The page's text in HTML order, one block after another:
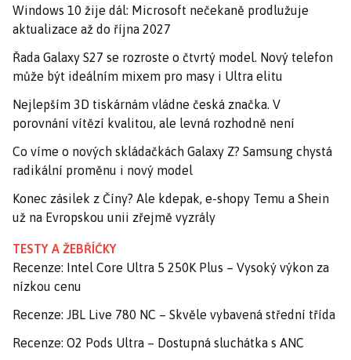
Windows 10 žije dál: Microsoft nečekaně prodlužuje
aktualizace až do října 2027
Řada Galaxy S27 se rozroste o čtvrtý model. Nový telefon
může být ideálním mixem pro masy i Ultra elitu
Nejlepším 3D tiskárnám vládne česká značka. V
porovnání vítězí kvalitou, ale levná rozhodně není
Co víme o nových skládačkách Galaxy Z? Samsung chystá
radikální proměnu i nový model
Konec zásilek z Číny? Ale kdepak, e-shopy Temu a Shein
už na Evropskou unii zřejmě vyzrály
TESTY A ŽEBŘÍČKY
Recenze: Intel Core Ultra 5 250K Plus – Vysoký výkon za
nízkou cenu
Recenze: JBL Live 780 NC – Skvěle vybavená střední třída
Recenze: O2 Pods Ultra – Dostupná sluchátka s ANC